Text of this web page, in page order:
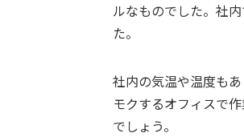
ルなものでした。社
た。
社内の気温や温度も
モクするオフィスで
でしょう。